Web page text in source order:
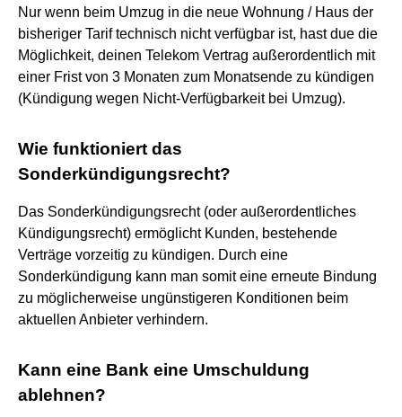
Nur wenn beim Umzug in die neue Wohnung / Haus der
bisheriger Tarif technisch nicht verfügbar ist, hast due die
Möglichkeit, deinen Telekom Vertrag außerordentlich mit
einer Frist von 3 Monaten zum Monatsende zu kündigen
(Kündigung wegen Nicht-Verfügbarkeit bei Umzug).
Wie funktioniert das
Sonderkündigungsrecht?
Das Sonderkündigungsrecht (oder außerordentliches
Kündigungsrecht) ermöglicht Kunden, bestehende
Verträge vorzeitig zu kündigen. Durch eine
Sonderkündigung kann man somit eine erneute Bindung
zu möglicherweise ungünstigeren Konditionen beim
aktuellen Anbieter verhindern.
Kann eine Bank eine Umschuldung
ablehnen?